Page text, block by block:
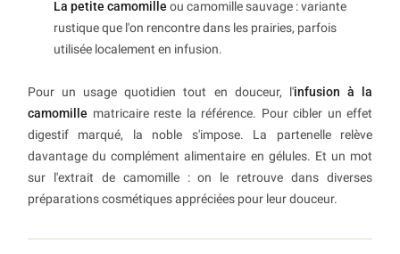
La petite camomille ou camomille sauvage : variante
rustique que l'on rencontre dans les prairies, parfois
utilisée localement en infusion.
Pour un usage quotidien tout en douceur, l'infusion à la
camomille matricaire reste la référence. Pour cibler un effet
digestif marqué, la noble s'impose. La partenelle relève
davantage du complément alimentaire en gélules. Et un mot
sur l'extrait de camomille : on le retrouve dans diverses
préparations cosmétiques appréciées pour leur douceur.